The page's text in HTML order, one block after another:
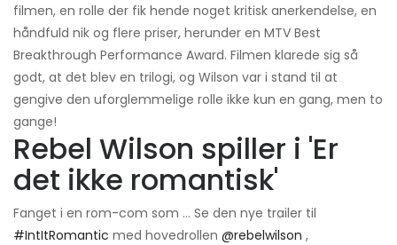
filmen, en rolle der fik hende noget kritisk anerkendelse, en
håndfuld nik og flere priser, herunder en MTV Best
Breakthrough Performance Award. Filmen klarede sig så
godt, at det blev en trilogi, og Wilson var i stand til at
gengive den uforglemmelige rolle ikke kun en gang, men to
gange!
Rebel Wilson spiller i 'Er
det ikke romantisk'
Fanget i en rom-com som ... Se den nye trailer til
#IntItRomantic med hovedrollen @rebelwilson ,